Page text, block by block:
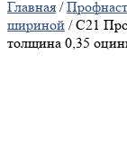
Главная /
шириной / С21
толщина 0,35